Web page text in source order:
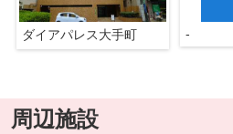
ダイアパレス大手町 -
周辺施設